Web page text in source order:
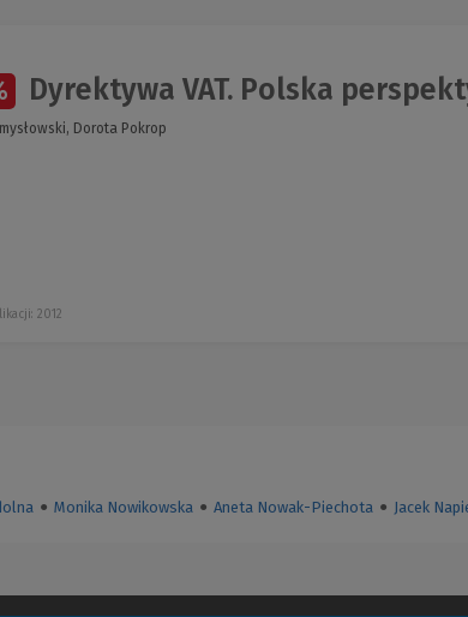
Dyrektywa VAT. Polska
Dorota Pokrop
2012
● Monika Nowikowska ● Aneta Nowak-Piechota ● Jacek